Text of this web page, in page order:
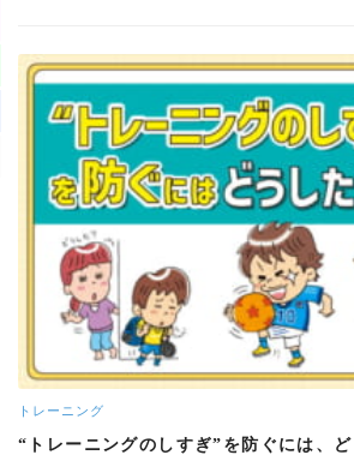
トレーニング
“トレーニングのしすぎ”を防ぐには、